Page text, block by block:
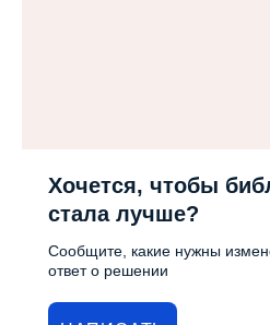
Хочется, чтобы
стала лучше?
Сообщите, какие нужны
ответ о решении